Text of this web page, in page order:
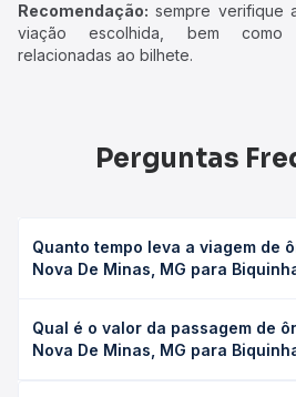
Recomendação: sempre verifique
viação escolhida, bem como
relacionadas ao bilhete.
Perguntas
Quanto tempo leva a viagem de
Nova De Minas, MG para
Biquinhas, MG leva em média 0
conforme a viação, o tipo de
Qual é o valor da passagem de
Nova De Minas, MG para